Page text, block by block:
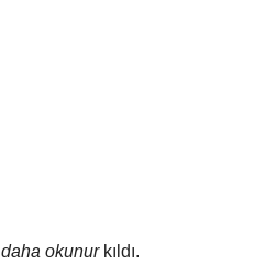
daha okunurkıldı.